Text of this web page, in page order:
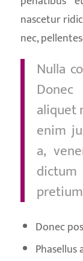
nascetur
nec,
Nulla
aliquet
enim
a,
Donec
Phasellus